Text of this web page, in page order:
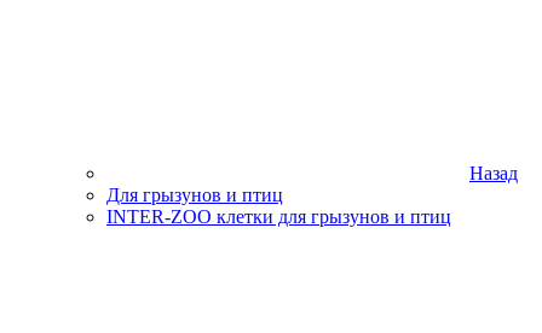
Назад
Для грызунов и птиц
INTER-ZOO клетки для грызунов и птиц